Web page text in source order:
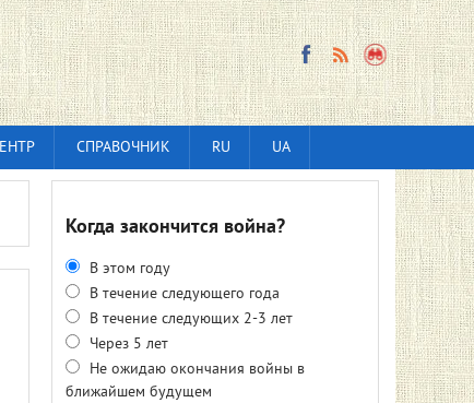
СПРАВОЧНИК RU UA
Когда закончится война?
В этом году
В течение следующего года
В течение следующих 2-3 лет
Через 5 лет
Не ожидаю окончания войны в
ближайшем будущем